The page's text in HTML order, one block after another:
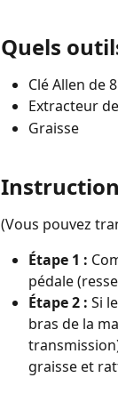
Quels
Clé Allen de
Extracteur
Graisse
(Vous pouvez
Étape 1 :
pédale
Étape 2 : Si
bras de la
graisse et